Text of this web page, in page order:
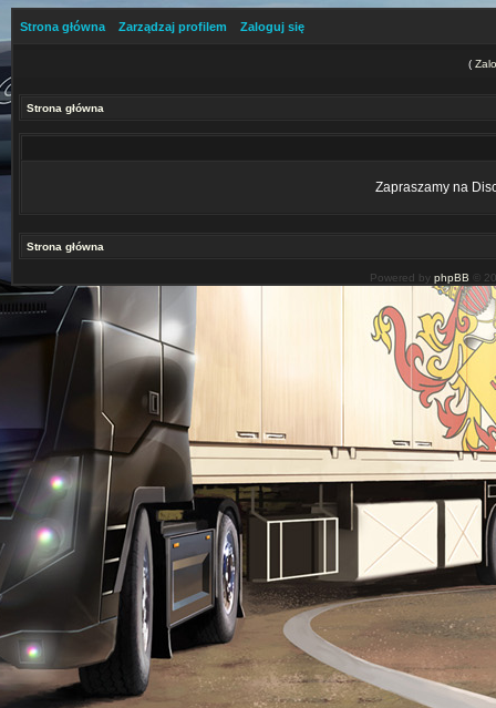
Strona główna Zarządzaj profilem Zaloguj się
(
Strona główna
Zapraszamy na
Strona główna
Powered by phpBB ©